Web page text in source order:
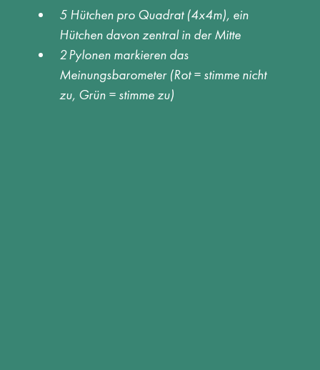
5 Hütchen pro Quadrat (4x4m), ein
Hütchen davon zentral in der Mitte
2 Pylonen markieren das
Meinungsbarometer (Rot = stimme nicht
zu, Grün = stimme zu)